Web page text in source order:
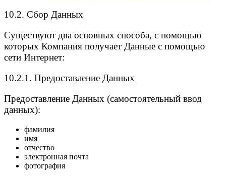
10.2. Сбор Данных
Существуют два основных способа, с помощью
которых Компания получает Данные с помощью
сети Интернет:
10.2.1. Предоставление Данных
Предоставление Данных (самостоятельный ввод
данных):
фамилия
имя
отчество
электронная почта
фотография